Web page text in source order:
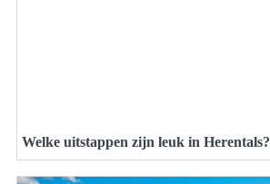
Welke uitstappen zijn leuk in Herentals?